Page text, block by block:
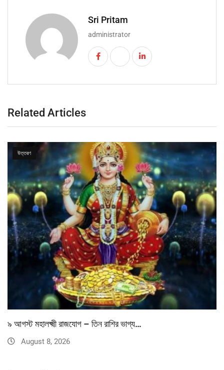
Sri Pritam
administrator
Related Articles
উত্তরণ
৯ আগস্ট মহালক্ষ্মী রাজযোগ – তিন রাশির ভাগ্য…
August 8, 2026